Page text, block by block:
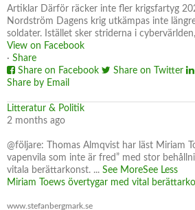
Artiklar Därför räcker inte fler krigsfartyg
Nordström Dagens krig utkämpas inte
soldater. Istället sker striderna i
View on Facebook
· Share
Share on Facebook
Share on Twitter
Share by Email
Litteratur & Politik
2 months ago
@följare: Thomas Almqvist har läst Miriam
vapenvila som inte är fred” med stor
vitala berättarkonst. ... See MoreSee Less
Miriam Toews övertygar med vital
www.stefanbergmark.se